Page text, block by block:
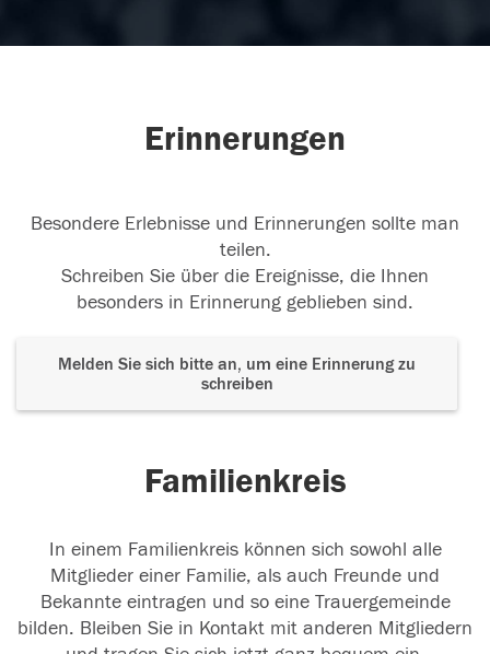
Erinnerungen
Besondere Erlebnisse und Erinnerungen sollte man
teilen.
Schreiben Sie über die Ereignisse, die Ihnen
besonders in Erinnerung geblieben sind.
Melden Sie sich bitte an, um eine Erinnerung zu
schreiben
Familienkreis
In einem Familienkreis können sich sowohl alle
Mitglieder einer Familie, als auch Freunde und
Bekannte eintragen und so eine Trauergemeinde
bilden. Bleiben Sie in Kontakt mit anderen Mitgliedern